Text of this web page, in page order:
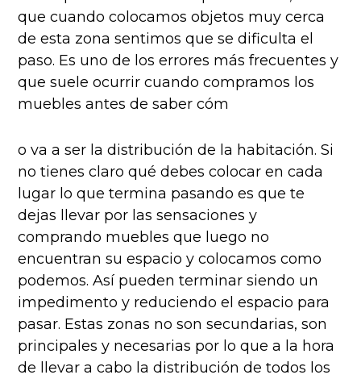
que cuando colocamos objetos muy cerca
de esta zona sentimos que se dificulta el
paso. Es uno de los errores más frecuentes y
que suele ocurrir cuando compramos los
muebles antes de saber cóm
o va a ser la distribución de la habitación. Si
no tienes claro qué debes colocar en cada
lugar lo que termina pasando es que te
dejas llevar por las sensaciones y
comprando muebles que luego no
encuentran su espacio y colocamos como
podemos. Así pueden terminar siendo un
impedimento y reduciendo el espacio para
pasar. Estas zonas no son secundarias, son
principales y necesarias por lo que a la hora
de llevar a cabo la distribución de todos los